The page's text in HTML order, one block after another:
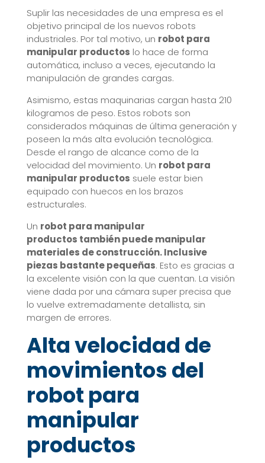
Suplir las necesidades de una empresa es el
objetivo principal de los nuevos robots
industriales. Por tal motivo, un robot para
manipular productos lo hace de forma
automática, incluso a veces, ejecutando la
manipulación de grandes cargas.
Asimismo, estas maquinarias cargan hasta 210
kilogramos de peso. Estos robots son
considerados máquinas de última generación y
poseen la más alta evolución tecnológica.
Desde el rango de alcance como de la
velocidad del movimiento. Un robot para
manipular productos suele estar bien
equipado con huecos en los brazos
estructurales.
Un robot para manipular
productos también puede manipular
materiales de construcción. Inclusive
piezas bastante pequeñas. Esto es gracias a
la excelente visión con la que cuentan. La visión
viene dada por una cámara super precisa que
lo vuelve extremadamente detallista, sin
margen de errores.
Alta velocidad de
movimientos del
robot para
manipular
productos